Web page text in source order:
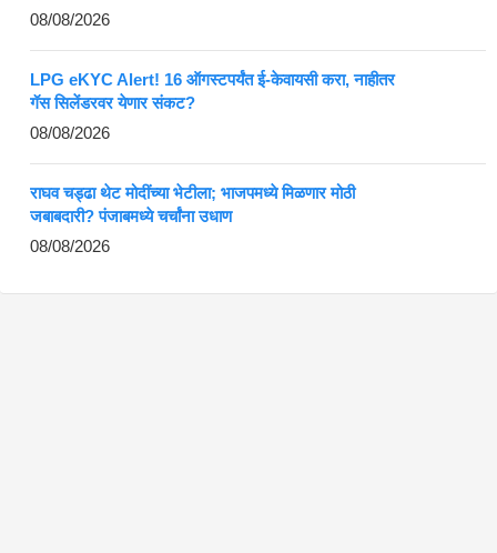
08/08/2026
LPG eKYC Alert! 16 ऑगस्टपर्यंत ई-केवायसी करा, नाहीतर
गॅस सिलेंडरवर येणार संकट?
08/08/2026
राघव चड्ढा थेट मोदींच्या भेटीला; भाजपमध्ये मिळणार मोठी
जबाबदारी? पंजाबमध्ये चर्चांना उधाण
08/08/2026